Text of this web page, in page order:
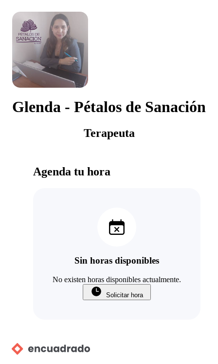
Glenda - Pétalos de Sanación
Terapeuta
Agenda tu hora
Sin horas disponibles
No existen horas disponibles actualmente.
Solicitar hora